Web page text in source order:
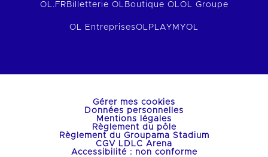
OL.FR Billetterie OL Boutique OLOL Groupe
OL EntreprisesOLPLAY MYOL
Gérer mes cookies
Données personnelles
Mentions légales
Règlement du pôle
Règlement du Groupama Stadium
CGV LDLC Arena
Accessibilité : non conforme